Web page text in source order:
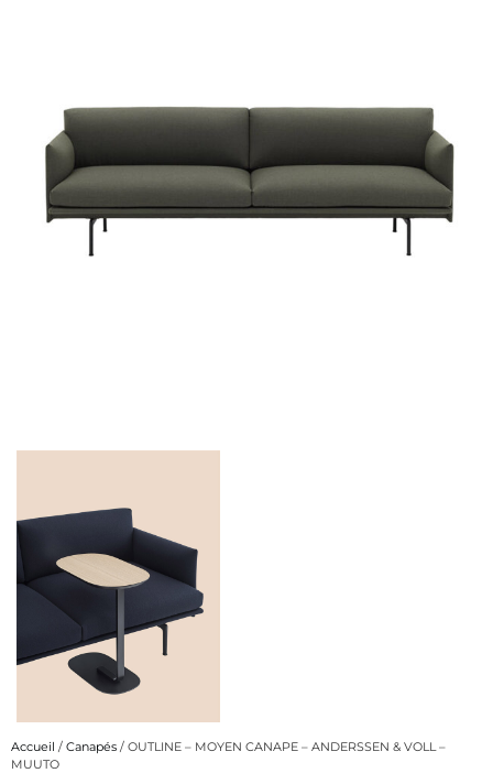
Accueil / Canapés / OUTLINE – MOYEN CANAPE – ANDERSSEN & VOLL –
MUUTO